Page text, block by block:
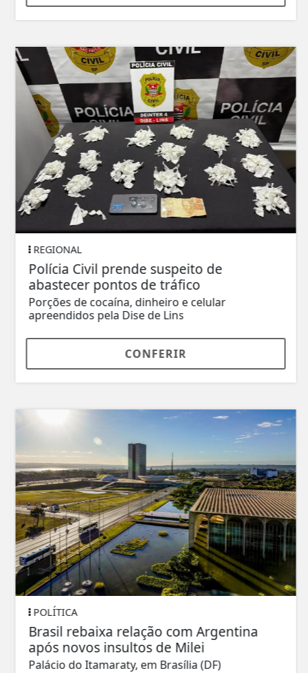
REGIONAL
Polícia Civil prende suspeito de
abastecer pontos de tráfico
Porções de cocaína, dinheiro e celular
apreendidos pela Dise de Lins
CONFERIR
POLÍTICA
Brasil rebaixa relação com Argentina
após novos insultos de Milei
Palácio do Itamaraty, em Brasília (DF)